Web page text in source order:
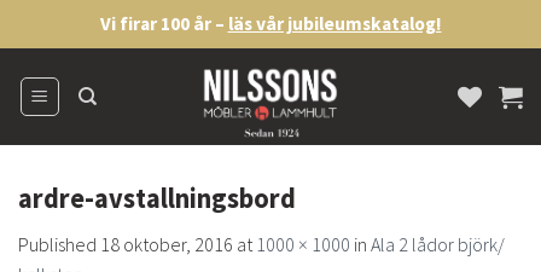
to
content
Vi firar 100 år – läs vår jubileumskatalog!
ardre-avstallningsbord
Published 18 oktober, 2016 at1000 × 1000 in Ala 2 lådor björk/